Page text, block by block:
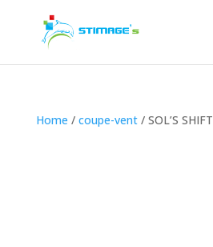
Home / coupe-vent/ SOL’S SHIFT